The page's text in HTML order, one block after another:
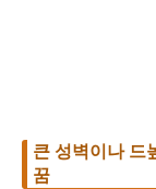
큰 성벽이나 드
꿈